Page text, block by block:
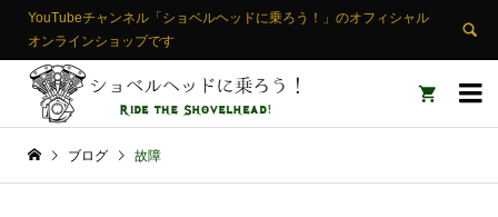
YouTubeチャンネル「ショベルヘッドに乗ろう！」のオフィシャル
オンラインショップです


ブログ 故障